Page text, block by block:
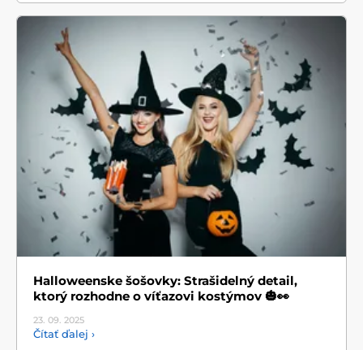
Halloweenske šošovky: Strašidelný detail,
ktorý rozhodne o víťazovi kostýmov 🎃👀
23. 09. 2025
Čítať ďalej ›